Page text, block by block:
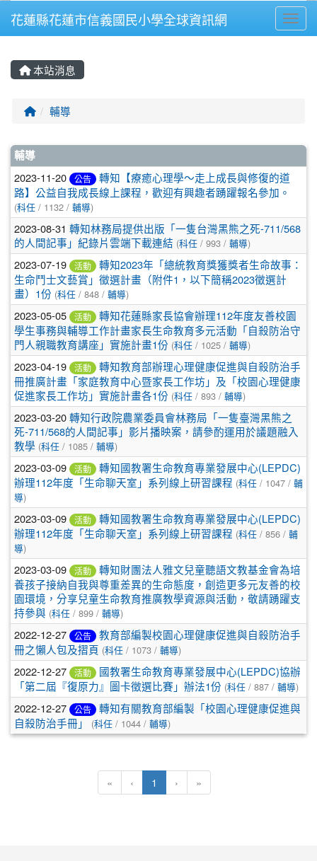
⏸
花蓮縣花蓮市信義國民小學全球資訊網
本站消息
回首頁
輔導
文章列表
輔導
2023-11-20 公告
轉知【療癒心理學〜走上成長與修復的道
路】公益自我成長線上課程，歡迎有興趣者踴躍報名參加。
(科任 / 1132 / 輔導)
2023-08-31 轉知林務局提供出版「一隻台灣黑熊之死-711/568
的人間記事」紀錄片雲端下載連結 (科任 / 993 / 輔導)
2023-07-19 活動
轉知2023年「總統教育獎獲獎者生命故事：
生命鬥士文藝賞」徵選計畫（附件1，以下簡稱2023徵選計
畫）1份 (科任 / 848 / 輔導)
2023-05-05 活動
轉知花蓮縣家長協會辦理112年度友善校園
學生事務與輔導工作計畫家長生命教育多元活動「自殺防治守
門人親職教育講座」實施計畫1份 (科任 / 1025 / 輔導)
2023-04-19 活動
轉知教育部辦理心理健康促進與自殺防治手
冊推廣計畫「家庭教育中心暨家長工作坊」及「校園心理健康
促進家長工作坊」實施計畫各1份 (科任 / 893 / 輔導)
2023-03-20轉知行政院農業委員會林務局「一隻臺灣黑熊之
死-711/568的人間記事」影片播映案，請參酌運用於議題融入
教學 (科任 / 1085 / 輔導)
2023-03-09 活動
轉知國教署生命教育專業發展中心(LEPDC)
辦理112年度「生命聊天室」系列線上研習課程 (科任 / 1047 / 輔
導)
2023-03-09 活動
轉知國教署生命教育專業發展中心(LEPDC)
辦理112年度「生命聊天室」系列線上研習課程 (科任 / 856 / 輔
導)
2023-03-09 活動
轉知財團法人雅文兒童聽語文教基金會為培
養孩子接納自我與尊重差異的生命態度，創造更多元友善的校
園環境，分享兒童生命教育推廣教學資源與活動，敬請踴躍支
持參與 (科任 / 899 / 輔導)
2022-12-27 公告
教育部編製校園心理健康促進與自殺防治手
冊之懶人包及摺頁 (科任 / 1073 / 輔導)
2022-12-27 活動
國教署生命教育專業發展中心(LEPDC)協辦
「第二屆『復原力』圖卡徵選比賽」辦法1份 (科任 / 887 / 輔導)
2022-12-27 公告
轉知有關教育部編製「校園心理健康促進與
自殺防治手冊」
(科任 / 1044 / 輔導)
« ‹ 1 (目前頁次)
› »